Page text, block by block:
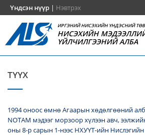
Үндсэн нүүр | Нэвтрэх
ИРГЭНИЙ НИСЭХИЙН ҮНДЭСНИЙ
НИСЭХИЙН
ҮЙЛЧИЛГЭЭНИЙ АЛБА
ТҮҮХ
1994 оноос өмнө Агаарын хөдөлгөөний
NОТАМ мэдээг морзоор хүлээн авч,
оны 8-р сарын 1-нээс НХУҮТ-ийн